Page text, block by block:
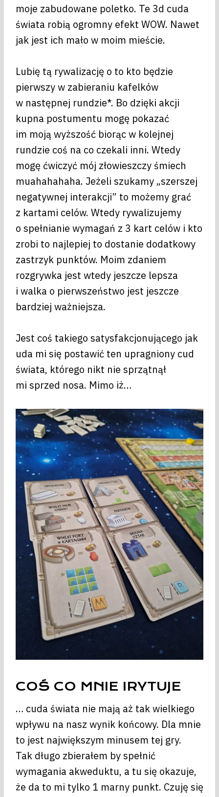
moje zabudowane poletko. Te 3d cuda
świata robią ogromny efekt WOW. Nawet
jak jest ich mało w moim mieście.
Lubię tą rywalizację o to kto będzie
pierwszy w zabieraniu kafelków
w następnej rundzie*. Bo dzięki akcji
kupna postumentu mogę pokazać
im moją wyższość biorąc w kolejnej
rundzie coś na co czekali inni. Wtedy
mogę ćwiczyć mój złowieszczy śmiech
muahahahaha. Jeżeli szukamy „szerszej
negatywnej interakcji” to możemy grać
z kartami celów. Wtedy rywalizujemy
o spełnianie wymagań z 3 kart celów i kto
zrobi to najlepiej to dostanie dodatkowy
zastrzyk punktów. Moim zdaniem
rozgrywka jest wtedy jeszcze lepsza
i walka o pierwszeństwo jest jeszcze
bardziej ważniejsza.
Jest coś takiego satysfakcjonującego jak
uda mi się postawić ten upragniony cud
świata, którego nikt nie sprzątnął
mi sprzed nosa. Mimo iż…
COŚ CO MNIE IRYTUJE
… cuda świata nie mają aż tak wielkiego
wpływu na nasz wynik końcowy. Dla mnie
to jest największym minusem tej gry.
Tak długo zbierałem by spełnić
wymagania akweduktu, a tu się okazuje,
że da to mi tylko 1 marny punkt. Czuję się